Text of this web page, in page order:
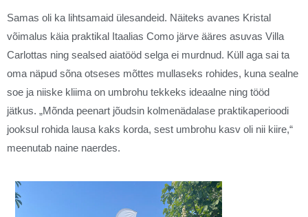
Samas oli ka lihtsamaid ülesandeid. Näiteks avanes Kristal
võimalus käia praktikal Itaalias Como järve ääres asuvas Villa
Carlottas ning sealsed aiatööd selga ei murdnud. Küll aga sai ta
oma näpud sõna otseses mõttes mullaseks rohides, kuna sealne
soe ja niiske kliima on umbrohu tekkeks ideaalne ning tööd
jätkus. „Mõnda peenart jõudsin kolmenädalase praktikaperioodi
jooksul rohida lausa kaks korda, sest umbrohu kasv oli nii kiire,“
meenutab naine naerdes.